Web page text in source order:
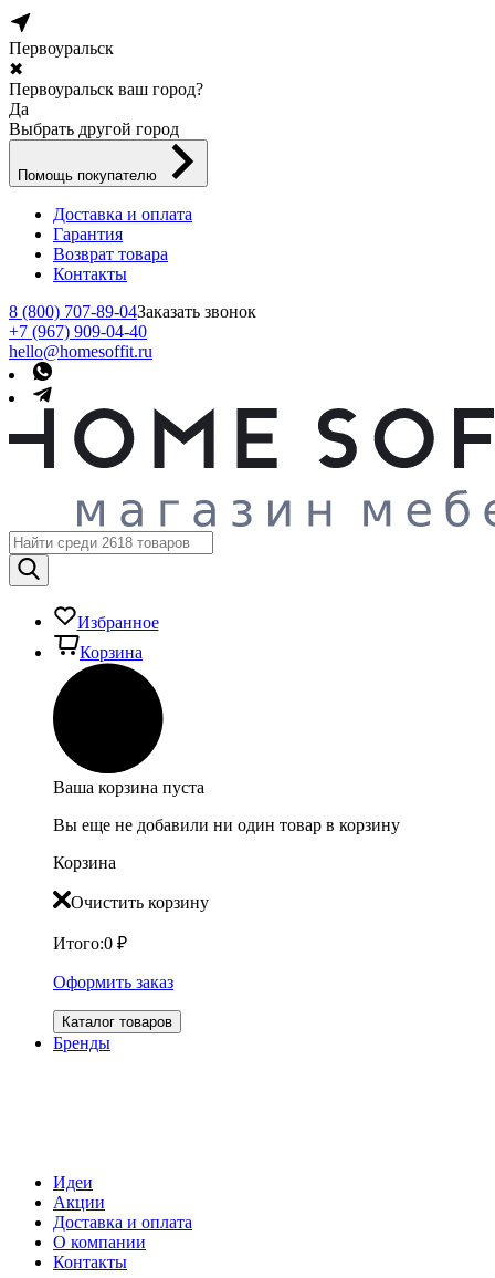
Первоуральск
✖
Первоуральск ваш город?
Да
Выбрать другой город
Помощь покупателю
Доставка и оплата
Гарантия
Возврат товара
Контакты
8 (800) 707-89-04Заказать звонок
+7 (967) 909-04-40
hello@homesoffit.ru
Избранное
Корзина
Ваша корзина пуста
Вы еще не добавили ни один товар в корзину
Корзина
Очистить корзину
Итого:0 ₽
Оформить заказ
Каталог товаров
Бренды
Идеи
Акции
Доставка и оплата
О компании
Контакты